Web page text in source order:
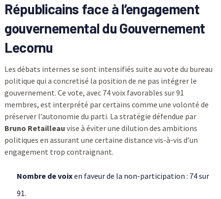
Républicains face à l’engagement
gouvernemental du Gouvernement
Lecornu
Les débats internes se sont intensifiés suite au vote du bureau
politique qui a concretisé la position de ne pas intégrer le
gouvernement. Ce vote, avec 74 voix favorables sur 91
membres, est interprété par certains comme une volonté de
préserver l’autonomie du parti. La stratégie défendue par
Bruno Retailleau vise à éviter une dilution des ambitions
politiques en assurant une certaine distance vis-à-vis d’un
engagement trop contraignant.
Nombre de voixen faveur de la non-participation : 74 sur
91.